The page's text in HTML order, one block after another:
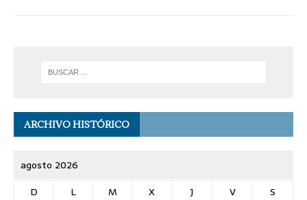
ARCHIVO HISTÓRICO
agosto 2026
D
L M X J V
S